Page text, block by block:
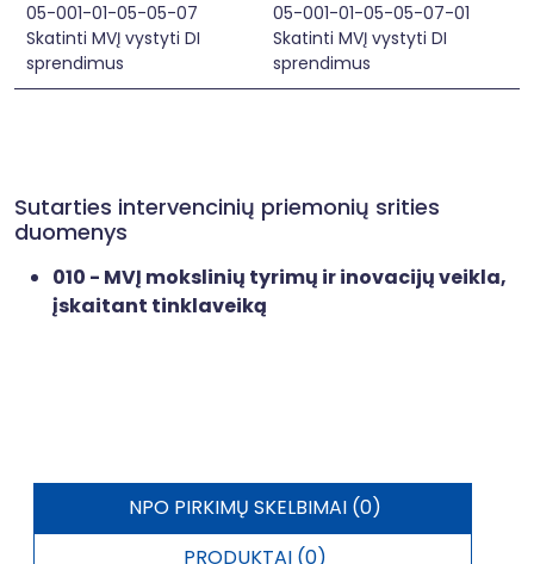
05-001-01-05-05-07
Skatinti MVĮ vystyti DI
sprendimus
05-001-01-05-05-07-01
Skatinti MVĮ vystyti DI
sprendimus
Sutarties intervencinių priemonių srities
duomenys
010 - MVĮ mokslinių tyrimų ir inovacijų veikla,
įskaitant tinklaveiką
NPO PIRKIMŲ SKELBIMAI (0)
PRODUKTAI (0)